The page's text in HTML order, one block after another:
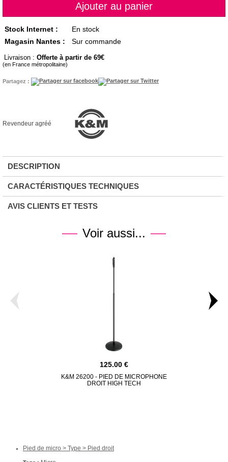
Stock Internet :
En stock
Magasin Nantes :
Sur commande
Livraison : Offerte à partir de 69
(en France métropolitaine)
Partagez :
Revendeur agréé
DESCRIPTION
CARACTÉRISTIQUES TECHNIQUES
AVIS CLIENTS ET TESTS
Voir aussi...
125.00
K&M 26200 - PIED DE MICROPHONE
DROIT HIGH TECH
Pied de micro > Type > Pied droit